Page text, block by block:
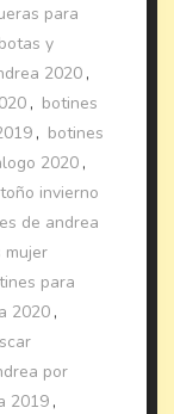
para
botas y
2020 ,
, botines
, botines
2020 ,
invierno
de andrea
mujer
para
2020 ,
por
2019 ,